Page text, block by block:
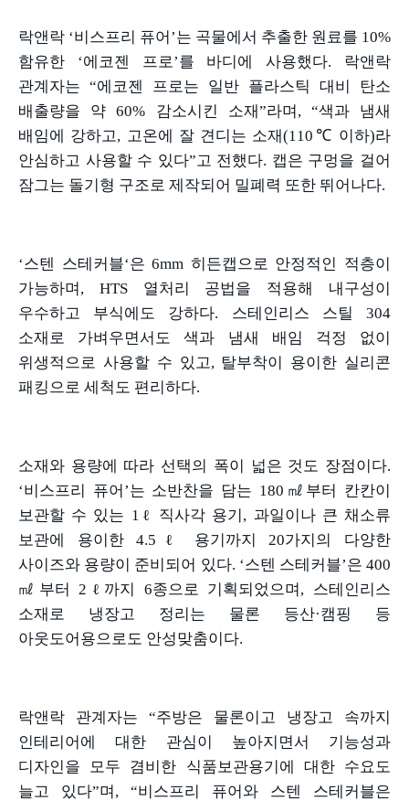
락앤락 ‘비스프리 퓨어 ’는 곡물에서 추출한 원료를 10%
함유한 ‘에코젠 프로’를 바디에 사용했다. 락앤락
관계자는 “에코젠 프로는 일반 플라스틱 대비 탄소
배출량을 약 60% 감소시킨 소재”라며 , “색과 냄새
배임에 강하고, 고온에 잘 견디는 소재(110℃ 이하)라
안심하고 사용할 수 있다”고 전했다. 캡은 구멍을 걸어
잠그는 돌기형 구조로 제작되어 밀폐력 또한 뛰어나다.
‘스텐 스테커블‘은 6mm 히든캡으로 안정적인 적층이
가능하며 , HTS 열처리 공법을 적용해 내구성이
우수하고 부식에도 강하다. 스테인리스 스틸 304
소재로 가벼우면서도 색과 냄새 배임 걱정 없이
위생적으로 사용할 수 있고, 탈부착이 용이한 실리콘
패킹으로 세척도 편리하다.
소재와 용량에 따라 선택의 폭이 넓은 것도 장점이다.
‘비스프리 퓨어 ’는 소반찬을 담는 180 ㎖부터 칸칸이
보관할 수 있는 1ℓ 직사각 용기 , 과일이나 큰 채소류
보관에 용이한4.5ℓ 용기까지 20가지의 다양한
사이즈와 용량이 준비되어 있다. ‘스텐 스테커블’은 400
㎖부터
2ℓ 까지 6종으로 기획되었으며 , 스테인리스
소재로 냉장고 정리는 물론 등산·캠핑 등
아웃도어용으로도 안성맞춤이다.
락앤락 관계자는 “주방은 물론이고 냉장고 속까지
인테리어에 대한 관심이 높아지면서 기능성과
디자인을 모두 겸비한 식품보관용기에 대한 수요도
늘고 있다”며 , “비스프리 퓨어와 스텐 스테커블은